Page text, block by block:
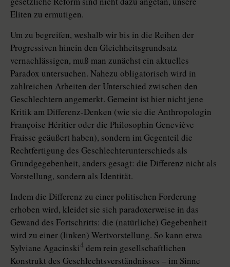
Eliten zu ermutigen.
Um zu begreifen, weshalb wir bis in die Reihen der
Progressiven hinein den Gleichheitsgrundsatz
vernachlässigen, muß man zunächst ein aktuelles
Paradox untersuchen. Nahezu obligatorisch wird in
zahlreichen Arbeiten der Unterschied zwischen den
Geschlechtern angemerkt. Gemeint ist hier nicht jene
Kritik am Differenz-Denken (wie sie die Anthropologin
Françoise Héritier oder die Philosophin Geneviève
Fraisse geäußert haben), sondern im Gegenteil die
Rechtfertigung des Geschlechterunterschieds als
Grundgegebenheit, anders gesagt: die Differenz nicht als
Vorstellung, sondern als Identität.
Indem die Differenz zu einer politischen Forderung
erhoben wird, kleidet sie sich paradoxerweise in das
Gewand des Fortschritts: die (natürliche) Gegebenheit
wird zu einer (linken) Wertvorstellung. So kann etwa
Sylviane Agacinski4 dem rein gesellschaftlichen
Konstrukt des Geschlechtsverständnisses – im Sinne